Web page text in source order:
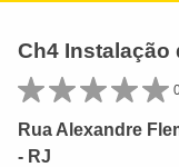
Ch4 Instalação
Rua Alexandre
- RJ